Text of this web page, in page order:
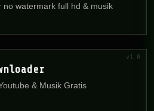
no watermark full hd & musik
& Musik Gratis
v1.0